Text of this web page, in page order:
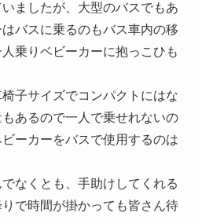
ましたが、大型のバスでもあ
バスに乗るのもバス車内の移
乗りベビーカーに抱っこひも
子サイズでコンパクトにはな
あるので一人で乗せれないの
ーカーをバスで使用するのは
なくとも、手助けしてくれる
で時間が掛かっても皆さん待